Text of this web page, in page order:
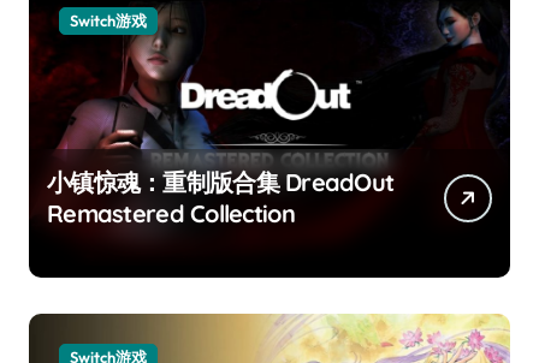
Switch游戏
小镇惊魂：重制版合集 DreadOut
Remastered Collection
Switch游戏